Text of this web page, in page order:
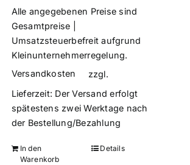
Alle angegebenen Preise sind
Gesamtpreise |
Umsatzsteuerbefreit aufgrund
Kleinunternehmerregelung.
zzgl.
Versandkosten
Lieferzeit: Der Versand erfolgt
spätestens zwei Werktage nach
der Bestellung/Bezahlung
In den
Warenkorb
Details